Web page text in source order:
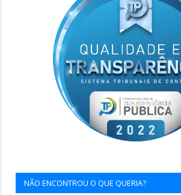
NÃO ENCONTROU O QUE QUERIA?